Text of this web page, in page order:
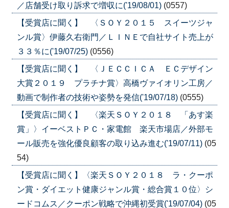
／店舗受け取り訴求で増収に('19/08/01) (0557)
【受賞店に聞く】 〈ＳＯＹ２０１５ スイーツジャ
ンル賞〉伊藤久右衛門／ＬＩＮＥで自社サイト売上が
３３％に('19/07/25) (0556)
【受賞店に聞く】 〈ＪＥＣＣＩＣＡ ＥＣデザイン
大賞２０１９ プラチナ賞〉高橋ヴァイオリン工房／
動画で制作者の技術や姿勢を発信('19/07/18) (0555)
【受賞店に聞く】 〈楽天ＳＯＹ２０１８ 「あす楽
賞」〉イーベストＰＣ・家電館 楽天市場店／外部モ
ール販売を強化優良顧客の取り込み進む('19/07/11) (05
54)
【受賞店に聞く】〈楽天ＳＯＹ２０１８ ラ・クーポ
ン賞・ダイエット健康ジャンル賞・総合賞１０位〉シ
ードコムス／クーポン戦略で沖縄初受賞('19/07/04) (05